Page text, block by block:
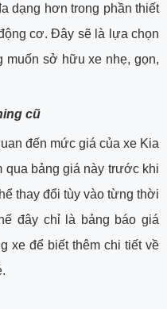
dạng hơn trong phần thiết
cơ. Đây sẽ là lựa chọn
muốn sở hữu xe nhẹ, gọn,
cũ
đến mức giá của xe Kia
qua bảng giá này trước khi
thay đổi tùy vào từng thời
đây chỉ là bảng báo giá
xe để biết thêm chi tiết về